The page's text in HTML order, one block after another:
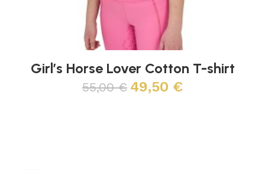
Girl’s Horse Lover Cotton T-shirt
55,00€ 49,50 €